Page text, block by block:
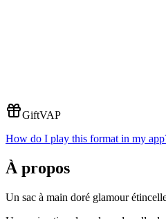
GiftVAP
How do I play this format in my
À propos
Un sac à main doré glamour